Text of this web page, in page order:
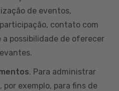
de eventos,
contato com
possibilidade de oferecer
. Para administrar
por exemplo, para fins de